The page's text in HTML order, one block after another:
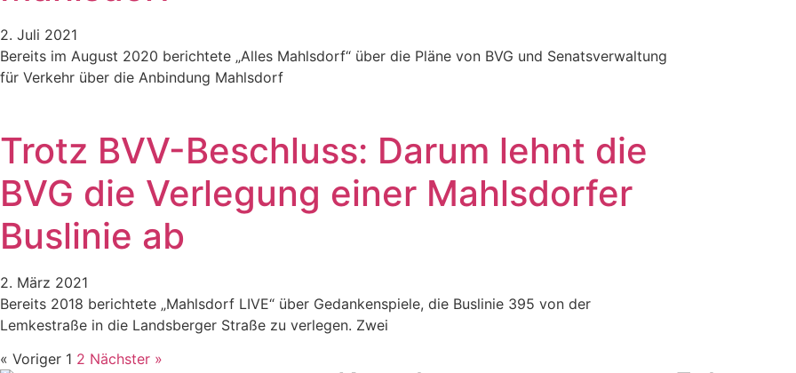
2. Juli 2021
Bereits im August 2020 berichtete „Alles Mahlsdorf“ über die Pläne von BVG und Senatsverwaltung
für Verkehr über die Anbindung Mahlsdorf
Trotz BVV-Beschluss: Darum lehnt die
BVG die Verlegung einer Mahlsdorfer
Buslinie ab
2. März 2021
Bereits 2018 berichtete „Mahlsdorf LIVE“ über Gedankenspiele, die Buslinie 395 von der
Lemkestraße in die Landsberger Straße zu verlegen. Zwei
« Voriger 1 2 Nächster »